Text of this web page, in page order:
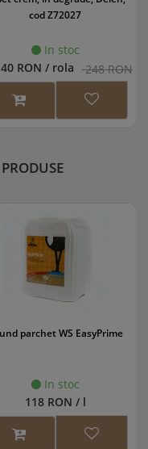
cod Z72027
In stoc
RON / rola 248 RON
parchet WS EasyPrime
In stoc
118 RON / l